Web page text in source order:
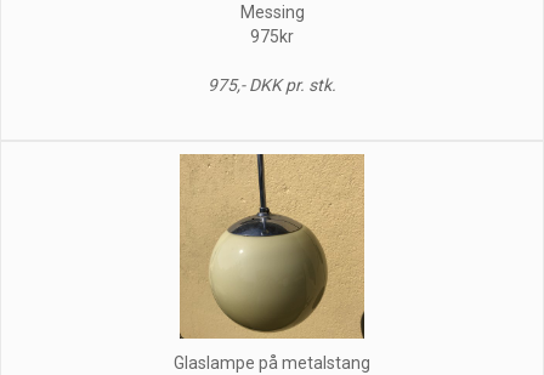
Messing
975kr
975,- DKK pr. stk.
Glaslampe på metalstang